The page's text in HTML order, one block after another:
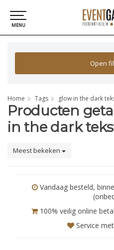
MENU
Open
Home Tags glow in the dark
Producten
in the dark
Meest bekeken
Vandaag besteld,
100% veilig online
Service